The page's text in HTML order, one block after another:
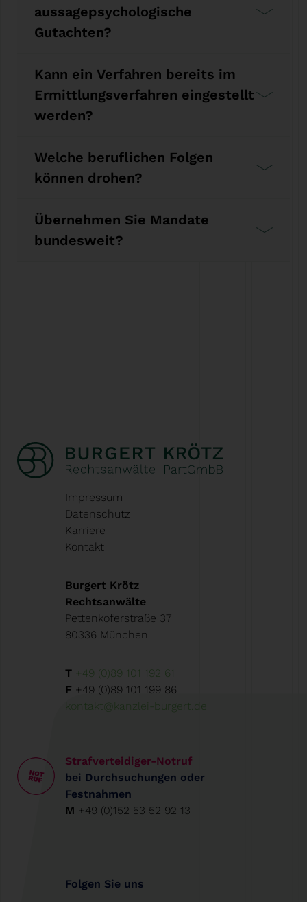
aussagepsychologische
Gutachten?
Kann ein Verfahren bereits im
Ermittlungsverfahren eingestellt
werden?
Welche beruflichen Folgen
können drohen?
Übernehmen Sie Mandate
bundesweit?
Impressum
Datenschutz
Karriere
Kontakt
Burgert Krötz
Rechtsanwälte
Pettenkoferstraße 37
80336 München
T +49 (0)89 101 192 61
F +49 (0)89 101 199 86
kontakt@kanzlei-burgert.de
Strafverteidiger-Notruf
bei Durchsuchungen oder
Festnahmen
M +49 (0)152 53 52 92 13
Folgen Sie uns